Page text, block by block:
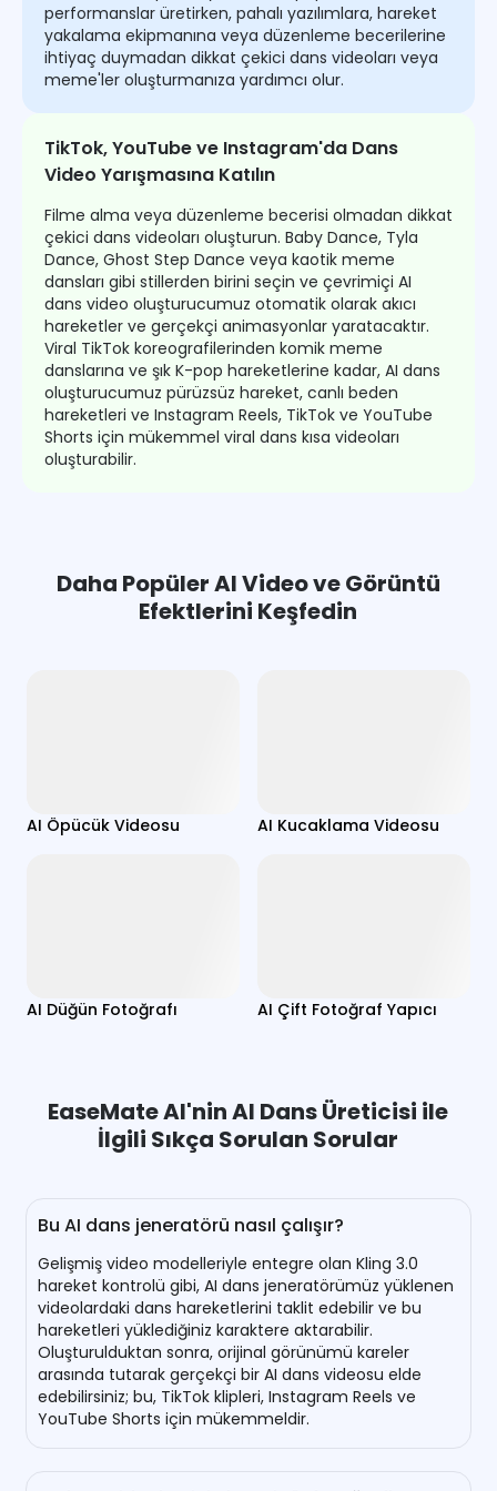
performanslar üretirken, pahalı yazılımlara, hareket
yakalama ekipmanına veya düzenleme becerilerine
ihtiyaç duymadan dikkat çekici dans videoları veya
meme'ler oluşturmanıza yardımcı olur.
TikTok, YouTube ve Instagram'da Dans
Video Yarışmasına Katılın
Filme alma veya düzenleme becerisi olmadan dikkat
çekici dans videoları oluşturun. Baby Dance, Tyla
Dance, Ghost Step Dance veya kaotik meme
dansları gibi stillerden birini seçin ve çevrimiçi AI
dans video oluşturucumuz otomatik olarak akıcı
hareketler ve gerçekçi animasyonlar yaratacaktır.
Viral TikTok koreografilerinden komik meme
danslarına ve şık K-pop hareketlerine kadar, AI dans
oluşturucumuz pürüzsüz hareket, canlı beden
hareketleri ve Instagram Reels, TikTok ve YouTube
Shorts için mükemmel viral dans kısa videoları
oluşturabilir.
Daha Popüler AI Video ve Görüntü
Efektlerini Keşfedin
AI Öpücük Videosu AI Kucaklama Videosu
AI Düğün Fotoğrafı AI Çift Fotoğraf Yapıcı
EaseMate AI'nin AI Dans Üreticisi ile
İlgili Sıkça Sorulan Sorular
Bu AI dans jeneratörü nasıl çalışır?
Gelişmiş video modelleriyle entegre olan Kling 3.0
hareket kontrolü gibi, AI dans jeneratörümüz yüklenen
videolardaki dans hareketlerini taklit edebilir ve bu
hareketleri yüklediğiniz karaktere aktarabilir.
Oluşturulduktan sonra, orijinal görünümü kareler
arasında tutarak gerçekçi bir AI dans videosu elde
edebilirsiniz; bu, TikTok klipleri, Instagram Reels ve
YouTube Shorts için mükemmeldir.